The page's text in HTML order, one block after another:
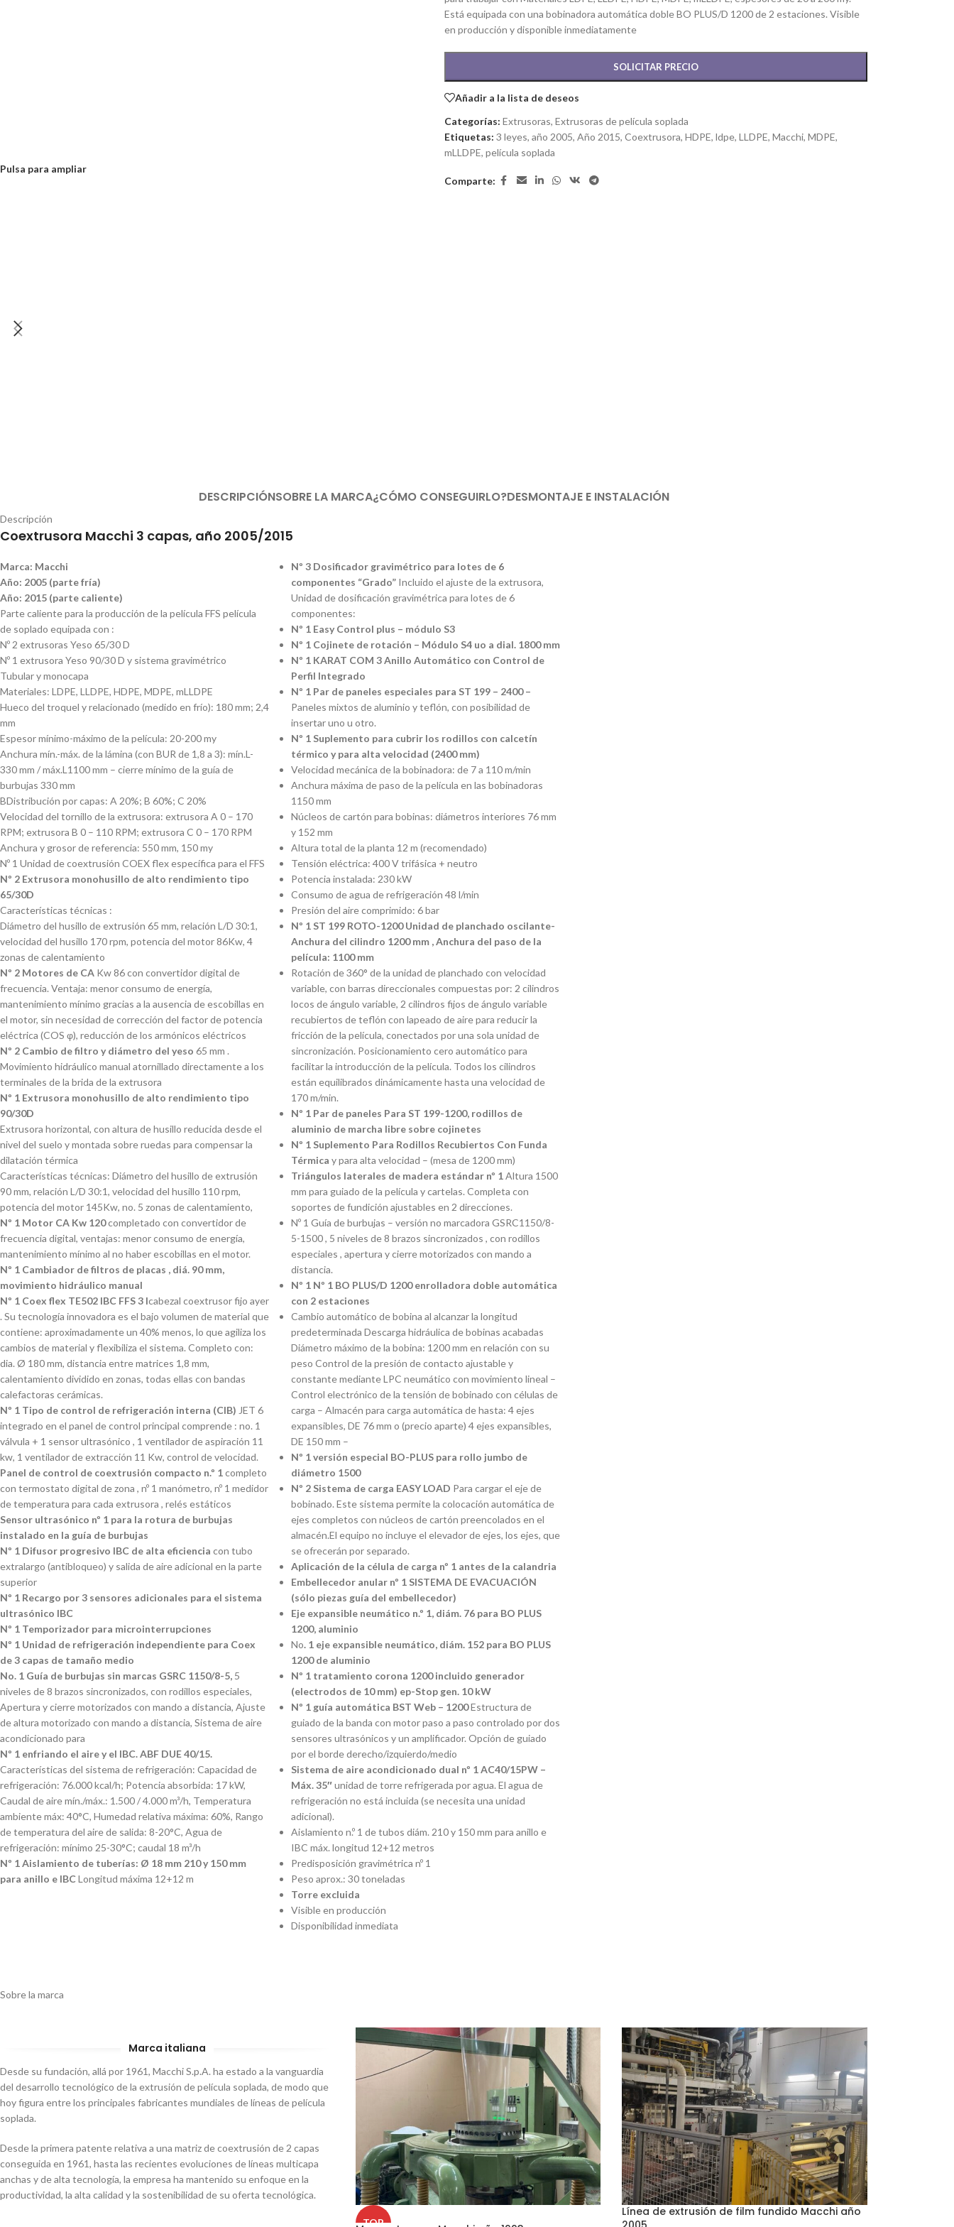
Pulsa para ampliar
Está equipada con una bobinadora automática doble BO PLUS/D 1200 de 2 estaciones. Visible
en producción y disponible inmediatamente
SOLICITAR PRECIO
Añadir a la lista de deseos
Categorías: Extrusoras, Extrusoras de película soplada
Etiquetas: 3 leyes, año 2005, Año 2015, Coextrusora, HDPE, ldpe, LLDPE, Macchi, MDPE,
mLLDPE, película soplada
Comparte:
DESCRIPCIÓNSOBRE LA MARCA¿CÓMO CONSEGUIRLO?DESMONTAJE E INSTALACIÓN
Descripción
Coextrusora Macchi 3 capas, año 2005/2015
Marca: Macchi
Año: 2005 (parte fría)
Año: 2015 (parte caliente)
Parte caliente para la producción de la película FFS película
de soplado equipada con :
Nº 2 extrusoras Yeso 65/30 D
Nº 1 extrusora Yeso 90/30 D y sistema gravimétrico
Tubular y monocapa
Materiales: LDPE, LLDPE, HDPE, MDPE, mLLDPE
Hueco del troquel y relacionado (medido en frío): 180 mm; 2,4
mm
Espesor mínimo-máximo de la película: 20-200 my
Anchura mín.-máx. de la lámina (con BUR de 1,8 a 3): mín.L-
330 mm / máx.L1100 mm – cierre mínimo de la guía de
burbujas 330 mm
BDistribución por capas: A 20%; B 60%; C 20%
Velocidad del tornillo de la extrusora: extrusora A 0 – 170
RPM; extrusora B 0 – 110 RPM; extrusora C 0 – 170 RPM
Anchura y grosor de referencia: 550 mm, 150 my
Nº 1 Unidad de coextrusión COEX flex específica para el FFS
Nº 2 Extrusora monohusillo de alto rendimiento tipo
65/30D
Características técnicas :
Diámetro del husillo de extrusión 65 mm, relación L/D 30:1,
velocidad del husillo 170 rpm, potencia del motor 86Kw, 4
zonas de calentamiento
Nº 2 Motores de CA Kw 86 con convertidor digital de
frecuencia. Ventaja: menor consumo de energía,
mantenimiento mínimo gracias a la ausencia de escobillas en
el motor, sin necesidad de corrección del factor de potencia
eléctrica (COS φ), reducción de los armónicos eléctricos
Nº 2 Cambio de filtro y diámetro del yeso 65 mm .
Movimiento hidráulico manual atornillado directamente a los
terminales de la brida de la extrusora
Nº 1 Extrusora monohusillo de alto rendimiento tipo
90/30D
Extrusora horizontal, con altura de husillo reducida desde el
nivel del suelo y montada sobre ruedas para compensar la
dilatación térmica
Características técnicas: Diámetro del husillo de extrusión
90 mm, relación L/D 30:1, velocidad del husillo 110 rpm,
potencia del motor 145Kw, no. 5 zonas de calentamiento,
Nº 1 Motor CA Kw 120completado con convertidor de
frecuencia digital, ventajas: menor consumo de energía,
mantenimiento mínimo al no haber escobillas en el motor.
Nº 1 Cambiador de filtros de placas , diá. 90 mm,
movimiento hidráulico manual
Nº 1 Coex flex TE502 IBC FFS 3 lcabezal coextrusor fijo ayer
. Su tecnología innovadora es el bajo volumen de material que
contiene: aproximadamente un 40% menos, lo que agiliza los
cambios de material y flexibiliza el sistema. Completo con:
dia. Ø 180 mm, distancia entre matrices 1,8 mm,
calentamiento dividido en zonas, todas ellas con bandas
calefactoras cerámicas.
Nº 1 Tipo de control de refrigeración interna (CIB) JET 6
integrado en el panel de control principal comprende : no. 1
válvula + 1 sensor ultrasónico , 1 ventilador de aspiración 11
kw, 1 ventilador de extracción 11 Kw, control de velocidad.
Panel de control de coextrusión compacto n.º 1completo
con termostato digital de zona , nº 1 manómetro, nº 1 medidor
de temperatura para cada extrusora , relés estáticos
Sensor ultrasónico nº 1 para la rotura de burbujas
instalado en la guía de burbujas
Nº 1 Difusor progresivo IBC de alta eficiencia con tubo
extralargo (antibloqueo) y salida de aire adicional en la parte
superior
Nº 1 Recargo por 3 sensores adicionales para el sistema
ultrasónico IBC
Nº 1 Temporizador para microinterrupciones
Nº 1 Unidad de refrigeración independiente para Coex
de 3 capas de tamaño medio
No. 1 Guía de burbujas sin marcas GSRC 1150/8-5, 5
niveles de 8 brazos sincronizados, con rodillos especiales,
Apertura y cierre motorizados con mando a distancia, Ajuste
de altura motorizado con mando a distancia, Sistema de aire
acondicionado para
Nº 1 enfriando el aire y el IBC. ABF DUE 40/15.
Características del sistema de refrigeración: Capacidad de
refrigeración: 76.000 kcal/h; Potencia absorbida: 17 kW,
Caudal de aire mín./máx.: 1.500 / 4.000 m³/h, Temperatura
ambiente máx: 40°C, Humedad relativa máxima: 60%, Rango
de temperatura del aire de salida: 8-20°C, Agua de
refrigeración: mínimo 25-30°C; caudal 18 m³/h
Nº 1 Aislamiento de tuberías: Ø 18 mm 210 y 150 mm
para anillo e IBC Longitud máxima 12+12 m
Nº 3 Dosificador gravimétrico para lotes de 6
componentes “Grado” Incluido el ajuste de la extrusora,
Unidad de dosificación gravimétrica para lotes de 6
componentes:
Nº 1 Easy Control plus – módulo S3
Nº 1 Cojinete de rotación – Módulo S4 uo a dial. 1800 mm
Nº 1 KARAT COM 3 Anillo Automático con Control de
Perfil Integrado
Nº 1 Par de paneles especiales para ST 199 – 2400 –
Paneles mixtos de aluminio y teflón, con posibilidad de
insertar uno u otro.
Nº 1 Suplemento para cubrir los rodillos con calcetín
térmico y para alta velocidad (2400 mm)
Velocidad mecánica de la bobinadora: de 7 a 110 m/min
Anchura máxima de paso de la película en las bobinadoras
1150 mm
Núcleos de cartón para bobinas: diámetros interiores 76 mm
y 152 mm
Altura total de la planta 12 m (recomendado)
Tensión eléctrica: 400 V trifásica + neutro
Potencia instalada: 230 kW
Consumo de agua de refrigeración 48 l/min
Presión del aire comprimido: 6 bar
Nº 1 ST 199 ROTO-1200 Unidad de planchado oscilante-
Anchura del cilindro 1200 mm , Anchura del paso de la
película: 1100 mm
Rotación de 360° de la unidad de planchado con velocidad
variable, con barras direccionales compuestas por: 2 cilindros
locos de ángulo variable, 2 cilindros fijos de ángulo variable
recubiertos de teflón con lapeado de aire para reducir la
fricción de la película, conectados por una sola unidad de
sincronización. Posicionamiento cero automático para
facilitar la introducción de la película. Todos los cilindros
están equilibrados dinámicamente hasta una velocidad de
170 m/min.
Nº 1 Par de paneles Para ST 199-1200, rodillos de
aluminio de marcha libre sobre cojinetes
Nº 1 Suplemento Para Rodillos Recubiertos Con Funda
Térmica y para alta velocidad – (mesa de 1200 mm)
Triángulos laterales de madera estándar nº 1Altura 1500
mm para guiado de la película y cartelas. Completa con
soportes de fundición ajustables en 2 direcciones.
Nº 1 Guía de burbujas – versión no marcadora GSRC1150/8-
5-1500 , 5 niveles de 8 brazos sincronizados , con rodillos
especiales , apertura y cierre motorizados con mando a
distancia.
Nº 1 Nº 1 BO PLUS/D 1200 enrolladora doble automática
con 2 estaciones
Cambio automático de bobina al alcanzar la longitud
predeterminada Descarga hidráulica de bobinas acabadas
Diámetro máximo de la bobina: 1200 mm en relación con su
peso Control de la presión de contacto ajustable y
constante mediante LPC neumático con movimiento lineal –
Control electrónico de la tensión de bobinado con células de
carga – Almacén para carga automática de hasta: 4 ejes
expansibles, DE 76 mm o (precio aparte) 4 ejes expansibles,
DE 150 mm –
Nº 1 versión especial BO-PLUS para rollo jumbo de
diámetro 1500
Nº 2 Sistema de carga EASY LOAD Para cargar el eje de
bobinado. Este sistema permite la colocación automática de
ejes completos con núcleos de cartón preencolados en el
almacén.El equipo no incluye el elevador de ejes, los ejes, que
se ofrecerán por separado.
Aplicación de la célula de carga nº 1 antes de la calandria
Embellecedor anular nº 1 SISTEMA DE EVACUACIÓN
(sólo piezas guía del embellecedor)
Eje expansible neumático n.º 1, diám. 76 para BO PLUS
1200, aluminio
No. 1 eje expansible neumático, diám. 152 para BO PLUS
1200 de aluminio
Nº 1 tratamiento corona 1200 incluido generador
(electrodos de 10 mm) ep-Stop gen. 10 kW
Nº 1 guía automática BST Web – 1200Estructura de
guiado de la banda con motor paso a paso controlado por dos
sensores ultrasónicos y un amplificador. Opción de guiado
por el borde derecho/izquierdo/medio
Sistema de aire acondicionado dual nº 1 AC40/15PW –
Máx. 35″unidad de torre refrigerada por agua. El agua de
refrigeración no está incluida (se necesita una unidad
adicional).
Aislamiento n.º 1 de tubos diám. 210 y 150 mm para anillo e
IBC máx. longitud 12+12 metros
Predisposición gravimétrica nº 1
Peso aprox.: 30 toneladas
Torre excluida
Visible en producción
Disponibilidad inmediata
Sobre la marca
Marca italiana
Desde su fundación, allá por 1961, Macchi S.p.A. ha estado a la vanguardia
del desarrollo tecnológico de la extrusión de película soplada, de modo que
hoy figura entre los principales fabricantes mundiales de líneas de película
soplada.
Desde la primera patente relativa a una matriz de coextrusión de 2 capas
conseguida en 1961, hasta las recientes evoluciones de líneas multicapa
anchas y de alta tecnología, la empresa ha mantenido su enfoque en la
productividad, la alta calidad y la sostenibilidad de su oferta tecnológica.
TOP
Línea de extrusión de film fundido Macchi año